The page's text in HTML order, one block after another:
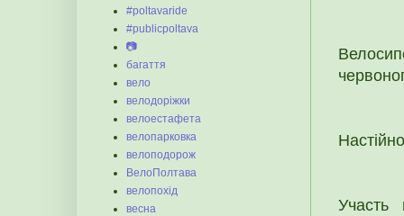
Участь
#poltavaride
#publicpoltava
📷
багаття
вело
велодоріжки
велоестафета
велопарковка
велоподорож
ВелоПолтава
велопохід
весна